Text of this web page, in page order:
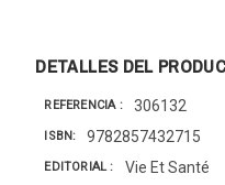
DETALLES DEL
REFERENCIA 306132
ISBN 9782857432715
EDITORIAL Vie Et Santé